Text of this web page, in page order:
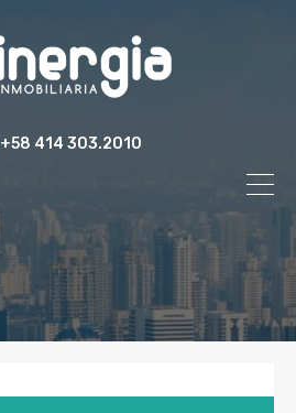
+58 414 303.2010